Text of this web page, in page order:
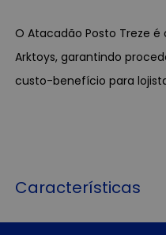
O Atacadão Posto Treze
Arktoys, garantindo
custo-benefício para
Características